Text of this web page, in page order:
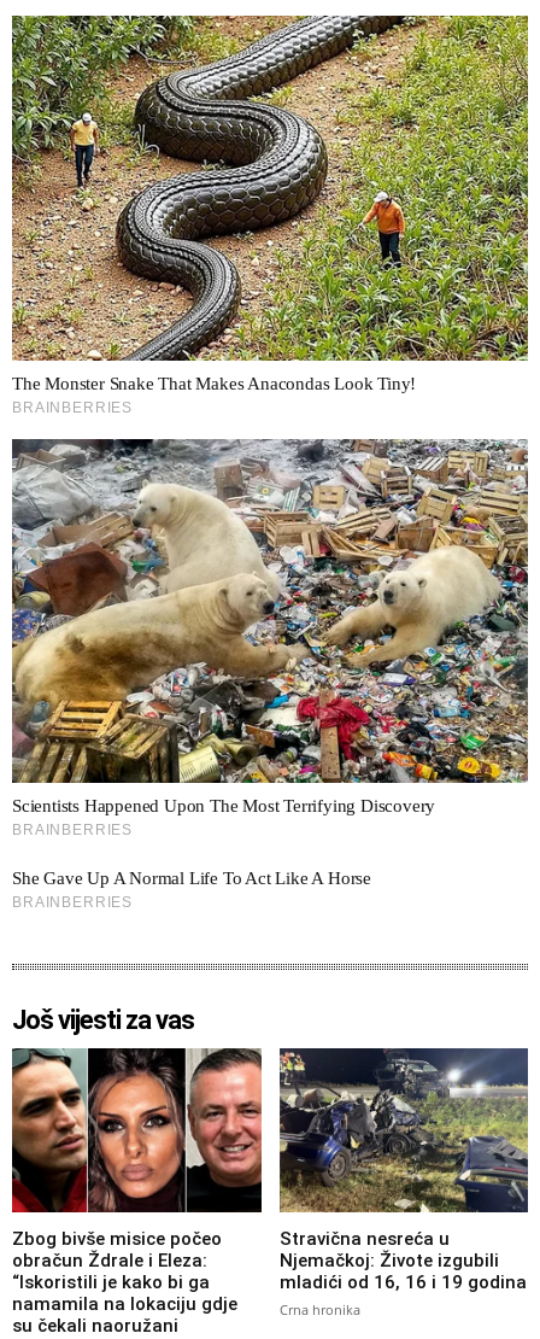
Još vijesti za vas
Zbog bivše misice počeo
obračun Ždrale i Eleza:
“Iskoristili je kako bi ga
namamila na lokaciju gdje
su čekali naoružani
Stravična nesreća u
Njemačkoj: Živote izgubili
mladići od 16, 16 i 19 godina
Crna hronika